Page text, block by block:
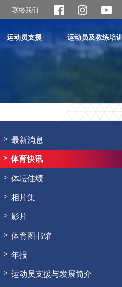
联络我们
运动员支援 运动员及教练培训
最新消息
体育快讯
体坛佳绩
相片集
影片
体育图书馆
年报
运动员支援与发展简介